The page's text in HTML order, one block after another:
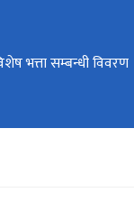
सूचनाभत्ता सम्बन्धी विवरण
विविध खाताको रकम
Manual